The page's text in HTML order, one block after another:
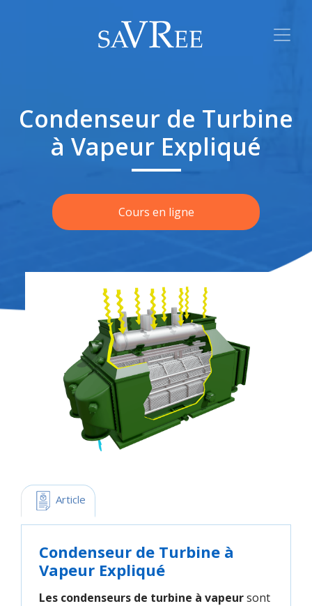
Condenseur de Turbine
à Vapeur Expliqué
Cours en ligne
Article
Condenseur de Turbine à
Vapeur Expliqué
Les condenseurs de turbine à vapeursont